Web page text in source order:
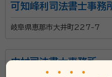
可知峰利司法書士事務
岐阜県恵那市大井町227-7
中村司法書士事務所